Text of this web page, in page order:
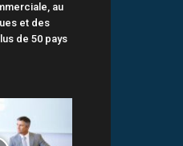
au
et des
de 50 pays